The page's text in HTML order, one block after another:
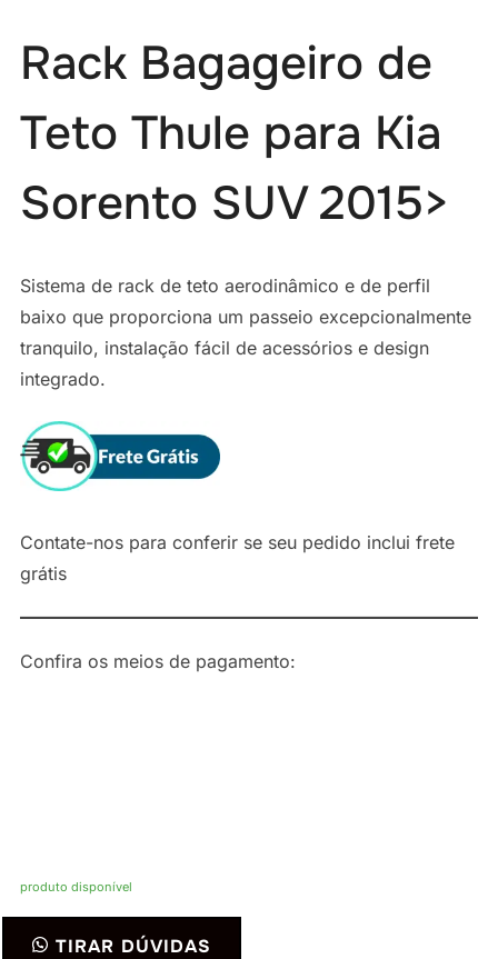
Rack Bagageiro de
Teto Thule para Kia
Sorento SUV 2015>
Sistema de rack de teto aerodinâmico e de perfil
baixo que proporciona um passeio excepcionalmente
tranquilo, instalação fácil de acessórios e design
integrado.
Contate-nos para conferir se seu pedido inclui frete
grátis
Confira os meios de pagamento:
produto disponível
TIRAR DÚVIDAS